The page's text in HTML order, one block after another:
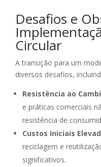
Desafios e
Circular
A transição para um
diversos desafios,
Resistência ao
e práticas comerciais
resistência de
Custos Iniciais
reciclagem e
significativos.